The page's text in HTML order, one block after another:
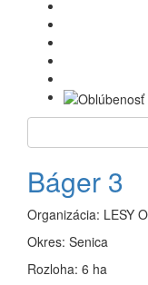
Báger 3
Organizácia: LESY
Okres: Senica
Rozloha: 6 ha